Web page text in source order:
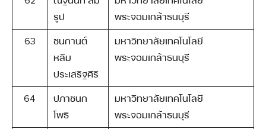
รูป
พระจอมเกล้าธนบุรี
63
ชนกานต์
หลิม
ประเสริฐศิริ
มหาวิทยาลัยเทคโนโลยี
พระจอมเกล้าธนบุรี
64
ปภาชนก
โพธิ
มหาวิทยาลัยเทคโนโลยี
พระจอมเกล้าธนบุรี